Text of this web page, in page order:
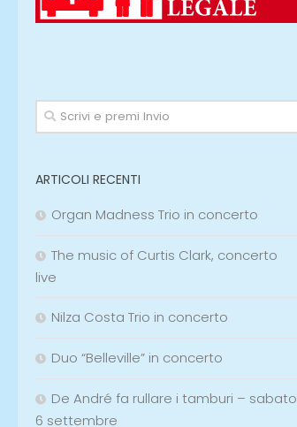
ARTICOLI RECENTI
Organ Madness Trio in concerto
The music of Curtis Clark, concerto
live
Nilza Costa Trio in concerto
Duo “Belleville” in concerto
De André fa rullare i tamburi – sabato
6 settembre